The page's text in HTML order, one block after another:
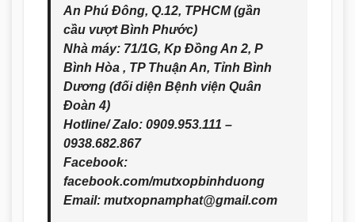
An Phú Đông, Q.12, TPHCM (gần
cầu vượt Bình Phước)
Nhà máy: 71/1G, Kp Đồng An 2, P
Bình Hòa , TP Thuận An, Tỉnh Bình
Dương (đối diện Bệnh viện Quân
Đoàn 4)
Hotline/ Zalo: 0909.953.111 –
0938.682.867
Facebook:
facebook.com/mutxopbinhduong
Email: mutxopnamphat@gmail.com